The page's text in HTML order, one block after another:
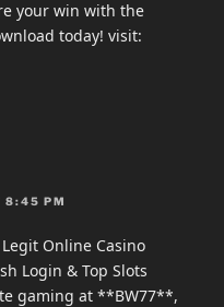
your win with the
today! visit:
8:45 PM
Online Casino
Login & Top Slots
gaming at **BW77**,